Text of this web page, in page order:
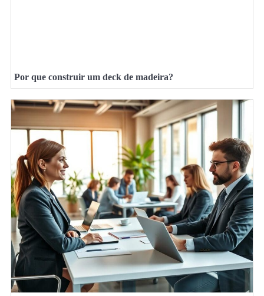
Por que construir um deck de madeira?